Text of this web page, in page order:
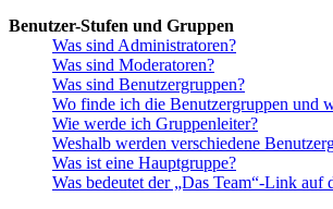
Benutzer-Stufen und Gruppen
Was sind Administratoren?
Was sind Moderatoren?
Was sind Benutzergruppen?
Wo finde ich die Benutzergruppen und
Wie werde ich Gruppenleiter?
Weshalb werden verschiedene
Was ist eine Hauptgruppe?
Was bedeutet der „Das Team“-Link auf